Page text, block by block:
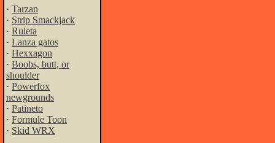
· Tarzan
· Strip Smackjack
· Ruleta
· Lanza gatos
· Hexxagon
· Boobs, butt, or
shoulder
· Powerfox
newgrounds
· Patineto
· Formule Toon
· Skid WRX